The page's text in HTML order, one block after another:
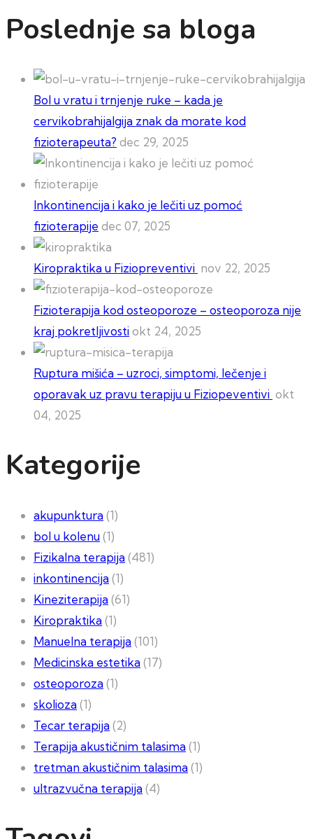
Poslednje sa bloga
Bol u vratu i trnjenje ruke – kada je
cervikobrahijalgija znak da morate kod
fizioterapeuta? dec 29, 2025
Inkontinencija i kako je lečiti uz pomoć
fizioterapije dec 07, 2025
Kiropraktika u Fiziopreventivi nov 22, 2025
Fizioterapija kod osteoporoze – osteoporoza nije
kraj pokretljivostiokt 24, 2025
Ruptura mišića – uzroci, simptomi, lečenje i
oporavak uz pravu terapiju u Fiziopeventivi okt
04, 2025
Kategorije
akupunktura(1)
bol u kolenu(1)
Fizikalna terapija(481)
inkontinencija(1)
Kineziterapija(61)
Kiropraktika(1)
Manuelna terapija(101)
Medicinska estetika(17)
osteoporoza(1)
skolioza(1)
Tecar terapija(2)
Terapija akustičnim talasima(1)
tretman akustičnim talasima(1)
ultrazvučna terapija(4)